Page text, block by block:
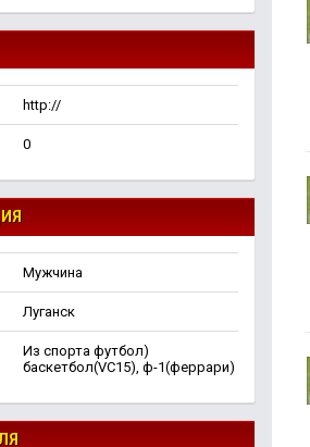
http://
0
Мужчина
Луганск
Из спорта футбол)
баскетбол(VC15), ф-1(феррари)